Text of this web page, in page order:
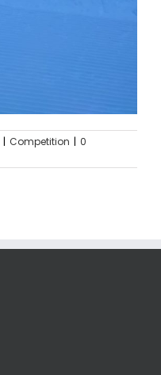
| Competition | 0